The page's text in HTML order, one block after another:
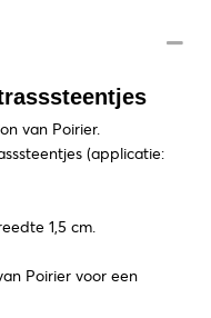
van Poirier.
(applicatie:
1,5 cm.
Poirier voor een